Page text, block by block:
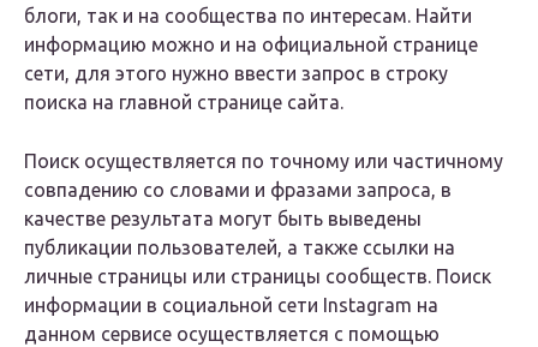
блоги, так и на сообщества по интересам. Найти
информацию можно и на официальной странице
сети, для этого нужно ввести запрос в строку
поиска на главной странице сайта.
Поиск осуществляется по точному или частичному
совпадению со словами и фразами запроса, в
качестве результата могут быть выведены
публикации пользователей, а также ссылки на
личные страницы или страницы сообществ. Поиск
информации в социальной сети Instagram на
данном сервисе осуществляется с помощью